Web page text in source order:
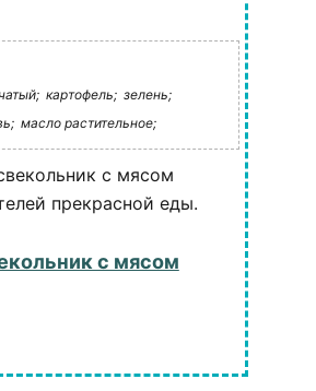
картофель; зелень;
масло растительное;
с мясом
прекрасной еды.
с мясом